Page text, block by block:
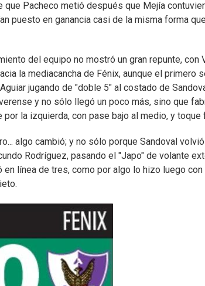
que Pacheco metió después que Mejía
puesto en ganancia casi de la misma forma
del equipo no mostró un gran repunte, con
la mediacancha de Fénix, aunque el primero
jugando de "doble 5" al costado de
y no sólo llegó un poco más, sino que
la izquierda, con pase bajo al medio, y toque
algo cambió; y no sólo porque Sandoval
Rodríguez, pasando el "Japo" de volante
en línea de tres, como por algo lo hizo luego